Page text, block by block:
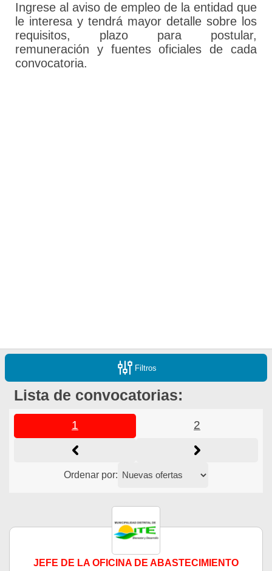
Ingrese al aviso de empleo de la entidad que
le interesa y tendrá mayor detalle sobre los
requisitos, plazo para postular,
remuneración y fuentes oficiales de cada
convocatoria.
Filtros
Lista de convocatorias:
1 2
Ordenar por:
JEFE DE LA OFICINA DE ABASTECIMIENTO